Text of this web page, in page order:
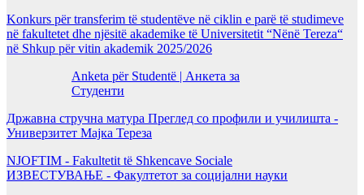
Konkurs për transferim të studentëve në ciklin e parë të studimeve
në fakultetet dhe njësitë akademike të Universitetit “Nënë Tereza“
në Shkup për vitin akademik 2025/2026
Anketa për Studentë | Анкета за
Студенти
Државна стручна матура Преглед со профили и училишта -
Универзитет Мајка Тереза
NJOFTIM - Fakultetit të Shkencave Sociale
ИЗВЕСТУВАЊЕ - Факултетот за социјални науки